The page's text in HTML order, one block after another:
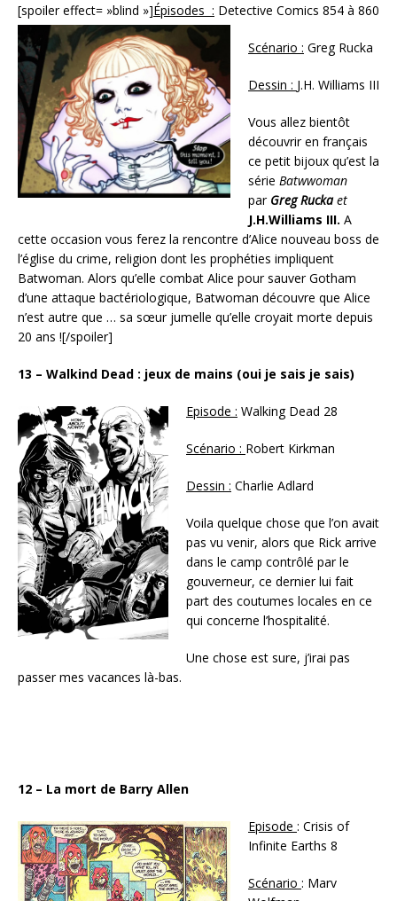
[spoiler effect= »blind »]Épisodes : Detective Comics 854 à 860
Scénario : Greg Rucka
Dessin : J.H. Williams III
Vous allez bientôt
découvrir en français
ce petit bijoux qu’est la
série Batwwoman
par Greg Ruckaet
J.H.Williams III. A
cette occasion vous ferez la rencontre d’Alice nouveau boss de
l’église du crime, religion dont les prophéties impliquent
Batwoman. Alors qu’elle combat Alice pour sauver Gotham
d’une attaque bactériologique, Batwoman découvre que Alice
n’est autre que … sa sœur jumelle qu’elle croyait morte depuis
20 ans ![/spoiler]
13 – Walkind Dead : jeux de mains (oui je sais je sais)
Episode : Walking Dead 28
Scénario : Robert Kirkman
Dessin : Charlie Adlard
Voila quelque chose que l’on avait
pas vu venir, alors que Rick arrive
dans le camp contrôlé par le
gouverneur, ce dernier lui fait
part des coutumes locales en ce
qui concerne l’hospitalité.
Une chose est sure, j’irai pas
passer mes vacances là-bas.
12 – La mort de Barry Allen
Episode : Crisis of
Infinite Earths 8
Scénario : Marv